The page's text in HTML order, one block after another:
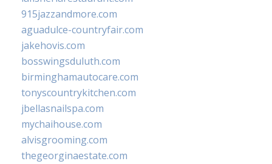
915jazzandmore.com
aguadulce-countryfair.com
jakehovis.com
bosswingsduluth.com
birminghamautocare.com
tonyscountrykitchen.com
jbellasnailspa.com
mychaihouse.com
alvisgrooming.com
thegeorginaestate.com